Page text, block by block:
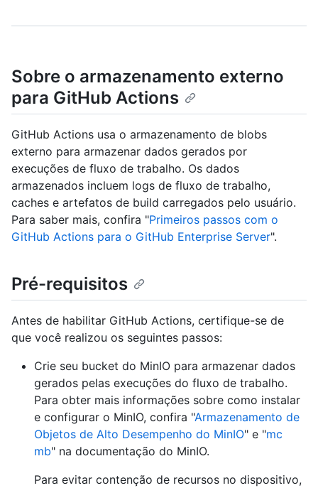
Sobre o armazenamento externo
para GitHub Actions
GitHub Actions usa o armazenamento de blobs
externo para armazenar dados gerados por
execuções de fluxo de trabalho. Os dados
armazenados incluem logs de fluxo de trabalho,
caches e artefatos de build carregados pelo usuário.
Para saber mais, confira "Primeiros passos com o
GitHub Actions para o GitHub Enterprise Server".
Pré-requisitos
Antes de habilitar GitHub Actions, certifique-se de
que você realizou os seguintes passos:
Crie seu bucket do MinIO para armazenar dados
gerados pelas execuções do fluxo de trabalho.
Para obter mais informações sobre como instalar
e configurar o MinIO, confira "Armazenamento de
Objetos de Alto Desempenho do MinIO" e "mc
mb" na documentação do MinIO.
Para evitar contenção de recursos no dispositivo,